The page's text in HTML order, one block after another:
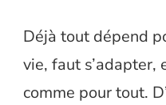
Déjà tout dépend
vie, faut s’adapter,
comme pour tout.